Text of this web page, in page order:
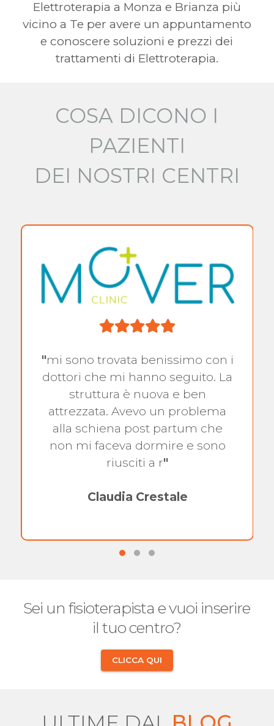
Elettroterapia a Monza e Brianza più
vicino a Te per avere un appuntamento
e conoscere soluzioni e prezzi dei
trattamenti di Elettroterapia.
COSA DICONO I
PAZIENTI
DEI NOSTRI CENTRI
"mi sono trovata benissimo con i
dottori che mi hanno seguito. La
struttura è nuova e ben
attrezzata. Avevo un problema
alla schiena post partum che
non mi faceva dormire e sono
riusciti a r"
Claudia Crestale
Sei un fisioterapista e vuoi inserire
il tuo centro?
CLICCA QUI